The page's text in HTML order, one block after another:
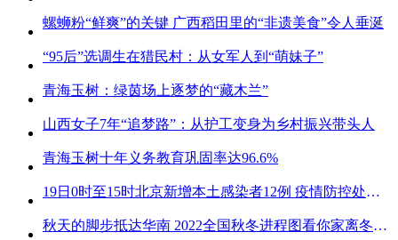
螺蛳粉“鲜爽”的关键 广西稻田里的“非遗美食”令人垂涎
“95后”选调生在猎民村：从女军人到“萌妹子”
青海玉树：绿茵场上逐梦的“藏木兰”
山西女子7年“追梦路”：从护工变身为乡村振兴带头人
青海玉树十年义务教育巩固率达96.6%
19日0时至15时北京新增本土感染者12例 疫情防控处关键时刻
秋天的脚步抵达华南 2022全国秋冬进程图看你家离冬天有多远